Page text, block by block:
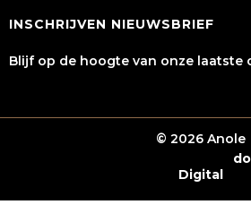
INSCHRIJVEN NIEUWSBRIEF
Blijf op de hoogte van onze laatste
© 2026 Anole
Digital